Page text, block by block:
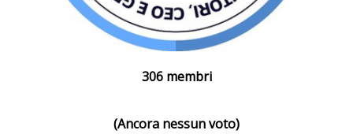
306 membri
(Ancora nessun voto)